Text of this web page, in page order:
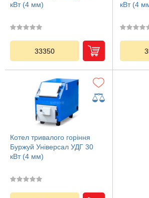
кВт (4 мм)
33350
кВт (4
Котел тривалого горіння
Буржуй Універсал УДГ 30
кВт (4 мм)